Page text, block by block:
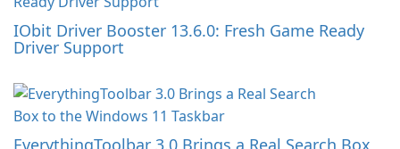
IObit Driver Booster 13.6.0: Fresh Game Ready
Driver Support
EverythingToolbar 3.0 Brings a Real Search Box